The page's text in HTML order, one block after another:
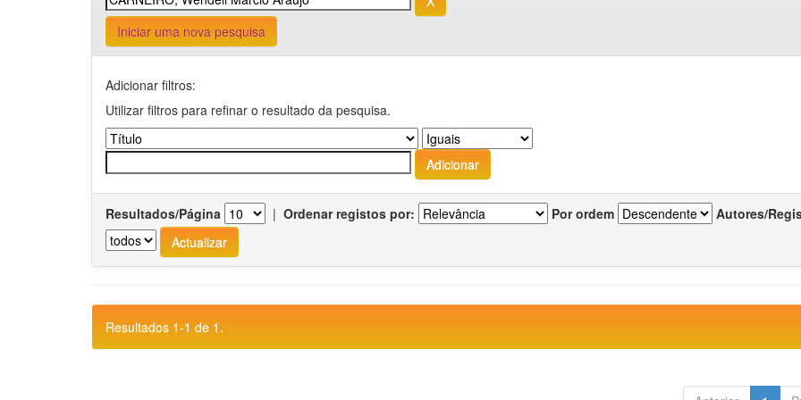
Iniciar uma nova pesquisa
Adicionar filtros:
Utilizar filtros para refinar o resultado da pesquisa.
Resultados/Página | Ordenar registos por: Por ordem Autores/
Resultados 1-1 de 1.